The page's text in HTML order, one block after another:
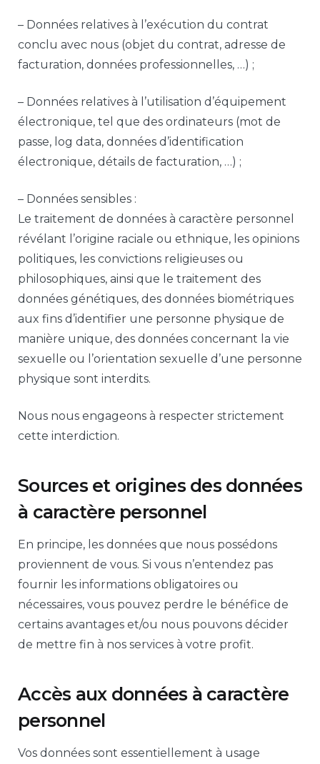
– Données relatives à l’exécution du contrat
conclu avec nous (objet du contrat, adresse de
facturation, données professionnelles, …) ;
– Données relatives à l’utilisation d’équipement
électronique, tel que des ordinateurs (mot de
passe, log data, données d’identification
électronique, détails de facturation, …) ;
– Données sensibles :
Le traitement de données à caractère personnel
révélant l’origine raciale ou ethnique, les opinions
politiques, les convictions religieuses ou
philosophiques, ainsi que le traitement des
données génétiques, des données biométriques
aux fins d’identifier une personne physique de
manière unique, des données concernant la vie
sexuelle ou l’orientation sexuelle d’une personne
physique sont interdits.
Nous nous engageons à respecter strictement
cette interdiction.
Sources et origines des données
à caractère personnel
En principe, les données que nous possédons
proviennent de vous. Si vous n’entendez pas
fournir les informations obligatoires ou
nécessaires, vous pouvez perdre le bénéfice de
certains avantages et/ou nous pouvons décider
de mettre fin à nos services à votre profit.
Accès aux données à caractère
personnel
Vos données sont essentiellement à usage